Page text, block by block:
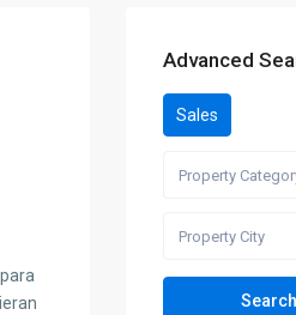
Advanced
Sales
Property
Property City